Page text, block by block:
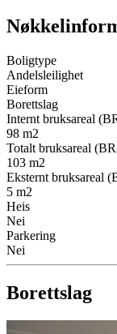
Boligtype
Andelsleilighet
Eieform
Borettslag
Internt bruksareal
98 m2
Totalt bruksareal
103 m2
Eksternt bruksareal
5 m2
Heis
Nei
Parkering
Nei
Borettslag